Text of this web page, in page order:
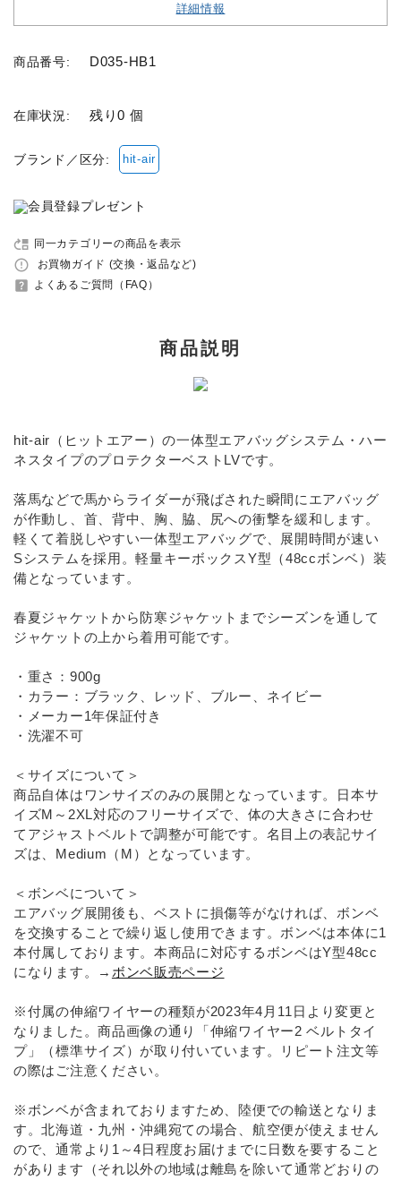
収納バッグ
馬グッズ・アクセサリー
本・雑誌
その他ペットグッズ
アウトレット商品
ブランド一覧
よくあるご質問（FAQ）
交換・返品について
プライバシーポリシー
特定商取引法について
ACCOUNT MENU
meeting_room ログイン person
詳細情報
商品番号: D035-HB1
在庫状況: 残り0 個
ブランド／区分: hit-air
move_up 同一カテゴリーの商品を表示
error_outline お買物ガイド (交換・返品など)
help_center よくあるご質問（FAQ）
商品説明
hit-air（ヒットエアー）の一体型エアバッグシステム・ハー
ネスタイプのプロテクターベストLVです。
落馬などで馬からライダーが飛ばされた瞬間にエアバッグ
が作動し、首、背中、胸、脇、尻への衝撃を緩和します。
軽くて着脱しやすい一体型エアバッグで、展開時間が速い
Sシステムを採用。軽量キーボックスY型（48ccボンベ）装
備となっています。
春夏ジャケットから防寒ジャケットまでシーズンを通して
ジャケットの上から着用可能です。
・重さ：900g
・カラー：ブラック、レッド、ブルー、ネイビー
・メーカー1年保証付き
・洗濯不可
＜サイズについて＞
商品自体はワンサイズのみの展開となっています。日本サ
イズM～2XL対応のフリーサイズで、体の大きさに合わせ
てアジャストベルトで調整が可能です。名目上の表記サイ
ズは、Medium（M）となっています。
＜ボンベについて＞
エアバッグ展開後も、ベストに損傷等がなければ、ボンベ
を交換することで繰り返し使用できます。ボンベは本体に1
本付属しております。本商品に対応するボンベはY型48cc
になります。→ ボンベ販売ページ
※付属の伸縮ワイヤーの種類が2023年4月11日より変更と
なりました。商品画像の通り「伸縮ワイヤー2 ベルトタイ
プ」（標準サイズ）が取り付いています。リピート注文等
の際はご注意ください。
※ボンベが含まれておりますため、陸便での輸送となりま
す。北海道・九州・沖縄宛ての場合、航空便が使えません
ので、通常より1～4日程度お届けまでに日数を要すること
があります（それ以外の地域は離島を除いて通常どおりの